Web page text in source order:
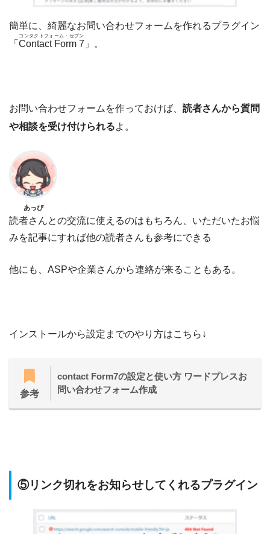
簡単に、綺麗なお問い合わせフォームを作れるプラグイン
「 Contact Form 7
コンタクトフォーム・セブン
」。
お問い合わせフォームを作っておけば、 読者さんから質問
や相談を受け付けられるよ。
あっぴ
読者さんとの交流に使えるのはもちろん、いただいたお悩
みを記事にすれば他の読者さんも参考にできる
他にも、ASPや企業さんから連絡が来ることもある。
インストールから設定までのやり方はこちら↓
参考
contact Form7の設定と使い方 ワードプレスお
問い合わせフォーム作成
⑤リンク切れをお知らせしてくれるプラグイン